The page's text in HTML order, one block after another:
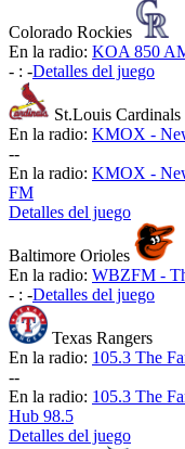
Colorado Rockies
En la radio: KOA 850
- : -Detalles del juego
St.Louis Cardinals
En la radio: KMOX -
--
En la radio: KMOX -
FM
Detalles del juego
Baltimore Orioles
En la radio: WBZFM -
- : -Detalles del juego
Texas Rangers
En la radio: 105.3 The
--
En la radio: 105.3 The
Hub 98.5
Detalles del juego